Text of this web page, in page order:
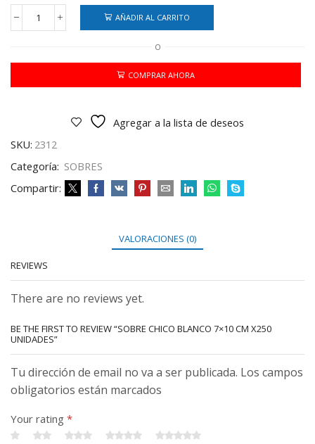
SOBRE
CHICO
7x10
X250
AÑADIR AL CARRITO
O
COMPRAR AHORA
Agregar a la lista de deseos
SKU: 2312
Categoría: SOBRES
Compartir:
VALORACIONES (0)
REVIEWS
There are no reviews yet.
BE THE FIRST TO REVIEW “SOBRE CHICO BLANCO 7×10 CM X250
UNIDADES”
Tu dirección de email no va a ser publicada. Los campos
obligatorios están marcados
Your rating *